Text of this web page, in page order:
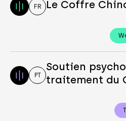
FR Le Coffre
PT
Soutien
traitement du